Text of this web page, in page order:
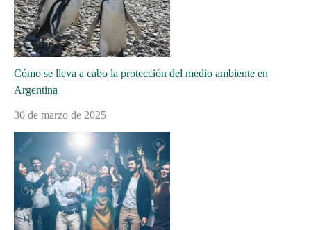
Cómo se lleva a cabo la protección del medio ambiente en
Argentina
30 de marzo de 2025